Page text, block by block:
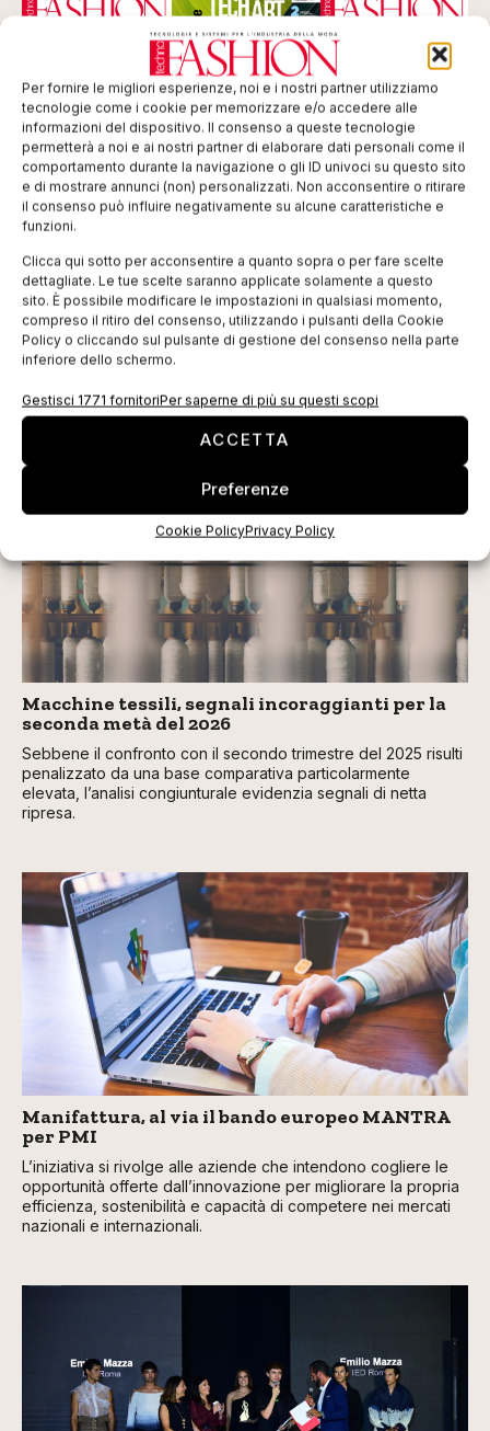
Per fornire le migliori esperienze, noi e i nostri partner utilizziamo
tecnologie come i cookie per memorizzare e/o accedere alle
informazioni del dispositivo. Il consenso a queste tecnologie
permetterà a noi e ai nostri partner di elaborare dati personali come il
comportamento durante la navigazione o gli ID univoci su questo sito
e di mostrare annunci (non) personalizzati. Non acconsentire o ritirare
il consenso può influire negativamente su alcune caratteristiche e
funzioni.
Clicca qui sotto per acconsentire a quanto sopra o per fare scelte
dettagliate. Le tue scelte saranno applicate solamente a questo
sito. È possibile modificare le impostazioni in qualsiasi momento,
compreso il ritiro del consenso, utilizzando i pulsanti della Cookie
Policy o cliccando sul pulsante di gestione del consenso nella parte
inferiore dello schermo.
Gestisci 1771 fornitoriPer saperne di più su questi scopi
ACCETTA
Preferenze
Cookie PolicyPrivacy Policy
TI POTREBBERO INTERESSARE
Macchine tessili, segnali incoraggianti per la
seconda metà del 2026
Sebbene il confronto con il secondo trimestre del 2025 risulti
penalizzato da una base comparativa particolarmente
elevata, l’analisi congiunturale evidenzia segnali di netta
ripresa.
Manifattura, al via il bando europeo MANTRA
per PMI
L’iniziativa si rivolge alle aziende che intendono cogliere le
opportunità offerte dall’innovazione per migliorare la propria
efficienza, sostenibilità e capacità di competere nei mercati
nazionali e internazionali.